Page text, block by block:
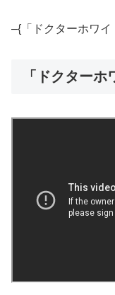
–{「ドクターホワ
「ドクター